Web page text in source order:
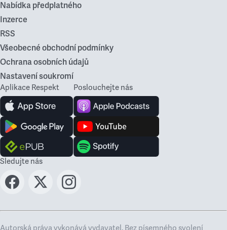
Nabídka předplatného
Inzerce
RSS
Všeobecné obchodní podmínky
Ochrana osobních údajů
Nastavení soukromí
Aplikace Respekt Poslouchejte nás
Sledujte nás
Autorská práva vykonává vydavatel. Bez písemného svolení